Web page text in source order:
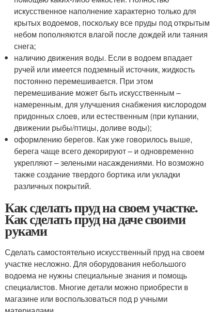
искусственное наполнение характерно только для
крытых водоемов, поскольку все пруды под открытым
небом пополняются влагой после дождей или таяния
снега;
наличию движения воды. Если в водоем впадает
ручей или имеется подземный источник, жидкость
постоянно перемешивается. При этом
перемешивание может быть искусственным –
намеренным, для улучшения снабжения кислородом
придонных слоев, или естественным (при купании,
движении рыбы/птицы, доливе воды);
оформлению берегов. Как уже говорилось выше,
берега чаще всего декорируют – и одновременно
укрепляют – зелеными насаждениями. Но возможно
также создание твердого бортика или укладки
различных покрытий.
Как сделать пруд на своем участке.
Как сделать пруд на даче своими
руками
Сделать самостоятельно искусственный пруд на своем
участке несложно. Для оборудования небольшого
водоема не нужны специальные знания и помощь
специалистов. Многие детали можно приобрести в
магазине или воспользоваться под р учными